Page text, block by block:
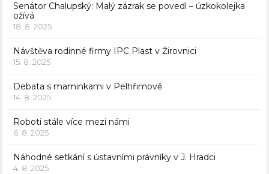
Senátor Chalupský: Malý zázrak se povedl – úzkokolejka
ožívá
18. 8. 2025
Návštěva rodinné firmy IPC Plast v Žirovnici
15. 8. 2025
Debata s maminkami v Pelhřimově
14. 8. 2025
Roboti stále více mezi námi
6. 8. 2025
Náhodné setkání s ústavními právníky v J. Hradci
4. 8. 2025